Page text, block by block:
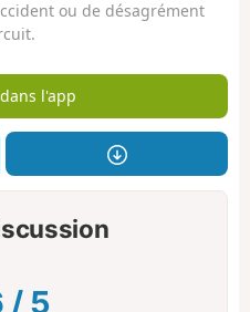
ou de désagrément
l'app
/ 5